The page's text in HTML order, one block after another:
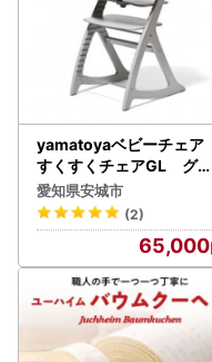
yamatoyaベビーチェア
すくすくチェアGL グレ
ー【1604631】
愛知県安城市
(2)
65,000